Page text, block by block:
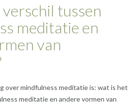
tussen
meditatie en
van
over mindfulness meditatie is: wat is het
meditatie en andere vormen van